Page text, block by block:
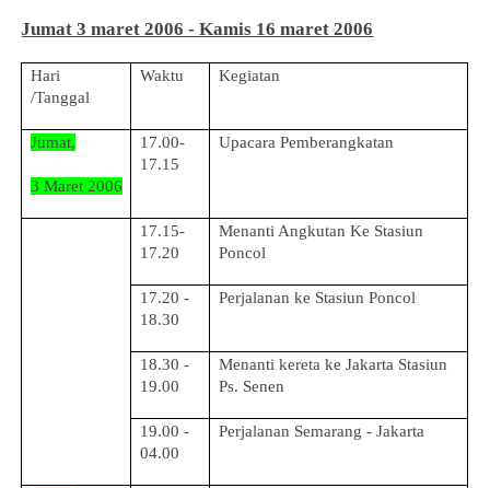
Jumat 3 maret 2006 - Kamis 16 maret 2006
Hari
/Tanggal
Waktu Kegiatan
Jumat,
3 Maret 2006
17.00-
17.15
Upacara Pemberangkatan
17.15-
17.20
Menanti Angkutan Ke Stasiun
Poncol
17.20 -
18.30
Perjalanan ke Stasiun Poncol
18.30 -
19.00
Menanti kereta ke Jakarta Stasiun
Ps. Senen
19.00 -
04.00
Perjalanan Semarang - Jakarta